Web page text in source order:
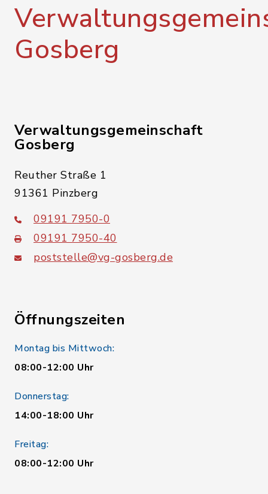
Gosberg
Verwaltungsgemeinschaft
Gosberg
Reuther Straße 1
91361 Pinzberg
09191 7950-0
09191 7950-40
poststelle@vg-gosberg.de
Öffnungszeiten
Montag bis Mittwoch:
08:00-12:00 Uhr
Donnerstag:
14:00-18:00 Uhr
Freitag:
08:00-12:00 Uhr